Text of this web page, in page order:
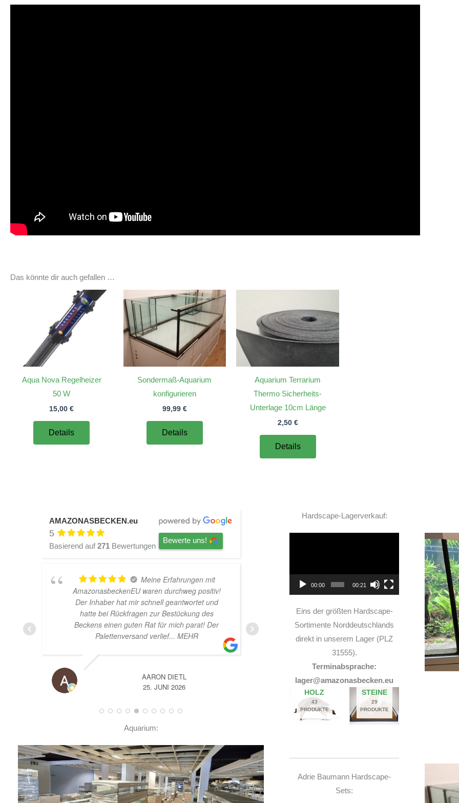
Das könnte dir auch gefallen …
Aqua Nova Regelheizer
50 W
15,00€
Details
Sondermaß-Aquarium
konfigurieren
99,99 €
Details
Aquarium Terrarium
Thermo Sicherheits-
Unterlage 10cm Länge
2,50 €
Details
AMAZONASBECKEN.eu
5
Basierend auf 271 Bewertungen
Bewerte uns!
Meine Erfahrungen mit
AmazonasbeckenEU waren durchweg positiv!
Der Inhaber hat mir schnell geantwortet und
hatte bei Rückfragen zur Bestückung des
Beckens einen guten Rat für mich parat! Der
Palettenversand verlief... MEHR
AARON DIETL
25. JUNI 2026
TOP Hardscape im Laden
und sehr nette Beratung! Ich bin super Glücklich
A
14. JUNI 2026
Aquarium:
Hardscape-Lagerverkauf:
00:00 00:21
Eins der größten Hardscape-
Sortimente Norddeutschlands
direkt in unserem Lager (PLZ
31555).
Terminabsprache:
lager@amazonasbecken.eu
HOLZ
43
PRODUKTE
STEINE
29
PRODUKTE
Adrie Baumann Hardscape-
Sets: